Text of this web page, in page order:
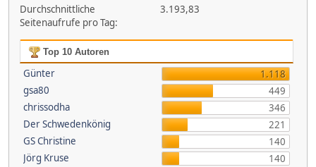
Durchschnittliche
Seitenaufrufe pro Tag:
3.193,83
Top 10 Autoren
Günter
1.118
gsa80
449
chrissodha
346
Der Schwedenkönig
221
GS Christine
140
Jörg Kruse
140